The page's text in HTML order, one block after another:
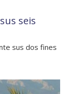
seis
sus dos fines